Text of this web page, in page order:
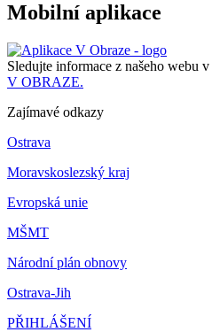
Mobilní aplikace
Sledujte informace z našeho webu v
V OBRAZE.
Zajímavé odkazy
Ostrava
Moravskoslezský kraj
Evropská unie
MŠMT
Národní plán obnovy
Ostrava-Jih
PŘIHLÁŠENÍ